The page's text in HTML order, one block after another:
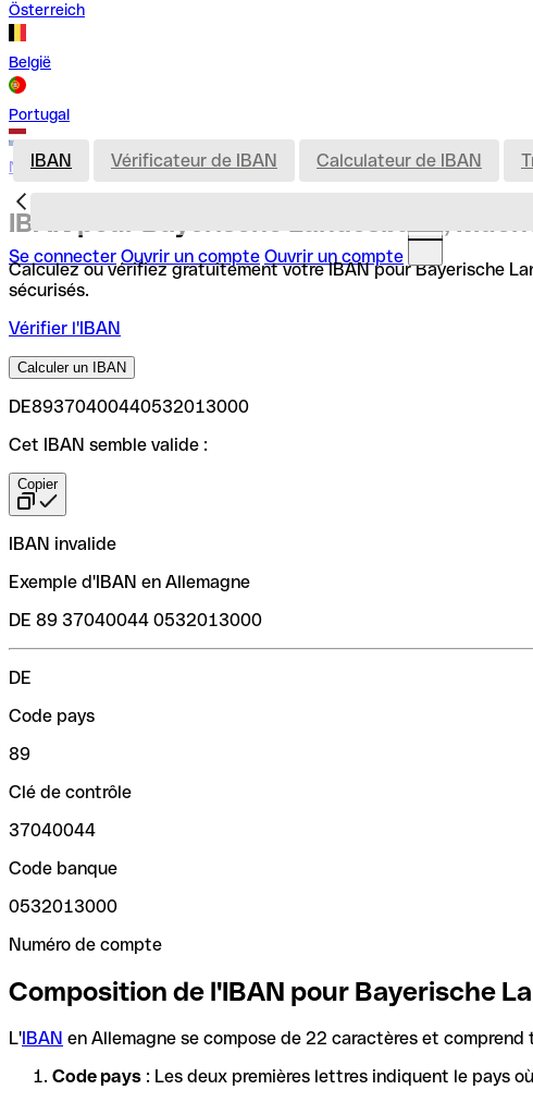
Österreich
België
Portugal
Nederland
Se connecter Ouvrir un compte Ouvrir un compte
IBAN Vérificateur de IBAN Calculateur de IBAN
IBAN pour Bayerische Landesbank,
Calculez ou vérifiez gratuitement votre IBAN pour Bayerische
sécurisés.
Vérifier l'IBAN
Calculer un IBAN
DE89370400440532013000
Cet IBAN semble valide :
Copier
IBAN invalide
Exemple d'IBAN en Allemagne
DE 89 37040044 0532013000
DE
Code pays
89
Clé de contrôle
37040044
Code banque
0532013000
Numéro de compte
Composition de l'IBAN pour Bayerische
L'IBAN en Allemagne se compose de 22 caractères et
Code pays : Les deux premières lettres indiquent le pays